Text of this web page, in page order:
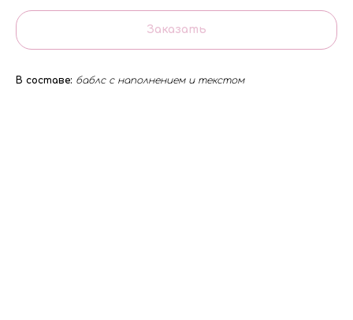
Заказать
В составе: баблс с наполнением и текстом